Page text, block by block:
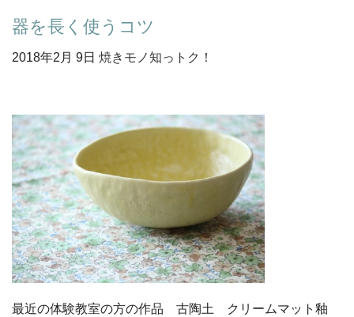
器を長く使うコツ
2018年2月 9日 焼きモノ知っトク！
最近の体験教室の方の作品 古陶土 クリームマット釉